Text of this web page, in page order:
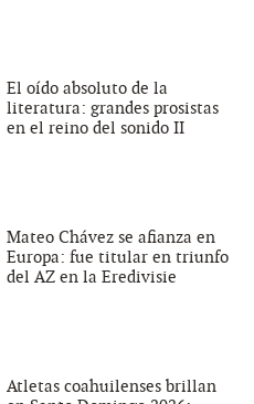
El oído absoluto de la
literatura: grandes prosistas
en el reino del sonido II
Mateo Chávez se afianza en
Europa: fue titular en triunfo
del AZ en la Eredivisie
Atletas coahuilenses brillan